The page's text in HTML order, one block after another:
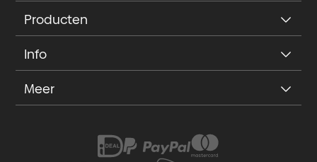
Producten
Info
Meer